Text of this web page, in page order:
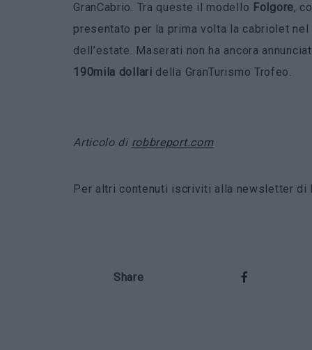
GranCabrio. Tra queste il modello Folgore,
presentato per la prima volta la cabriolet
dell’estate. Maserati non ha ancora
190mila dollari della GranTurismo Trofeo.
Articolo di robbreport.com
Per altri contenuti iscriviti alla newsletter di
Share